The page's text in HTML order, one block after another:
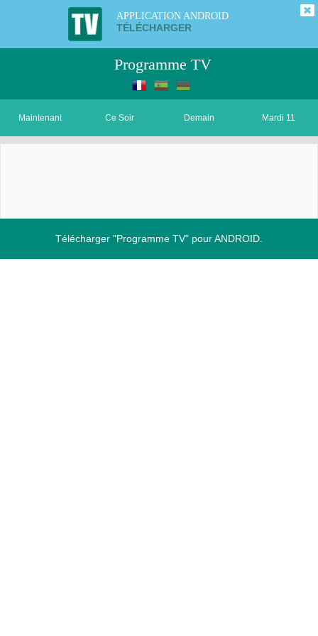
APPLICATION ANDROID
TÉLÉCHARGER
Programme TV
Maintenant Ce Soir Demain Mardi 11
Télécharger "Programme TV" pour ANDROID.